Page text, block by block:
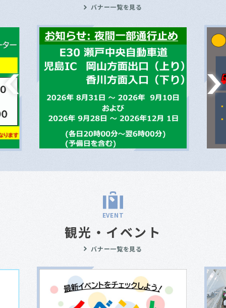
バナー一覧を見る
EVENT
観光・イベント
バナー一覧を見る